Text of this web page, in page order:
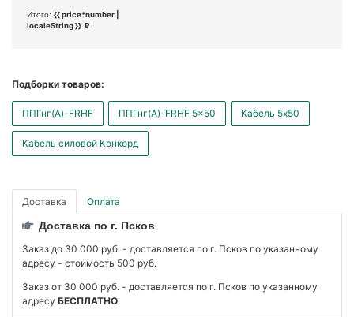
Итого: {{ price*number |
localeString }}
Подборки товаров:
ППГнг(А)-FRHF ППГнг(А)-FRHF 5x50 Кабель 5x50
Кабель силовой Конкорд
Доставка Оплата
Доставка по г. Псков
Заказ до 30 000 руб. - доставляется по г. Псков по указанному
адресу - стоимость 500 руб.
Заказ от 30 000 руб. - доставляется по г. Псков по указанному
адресу БЕСПЛАТНО